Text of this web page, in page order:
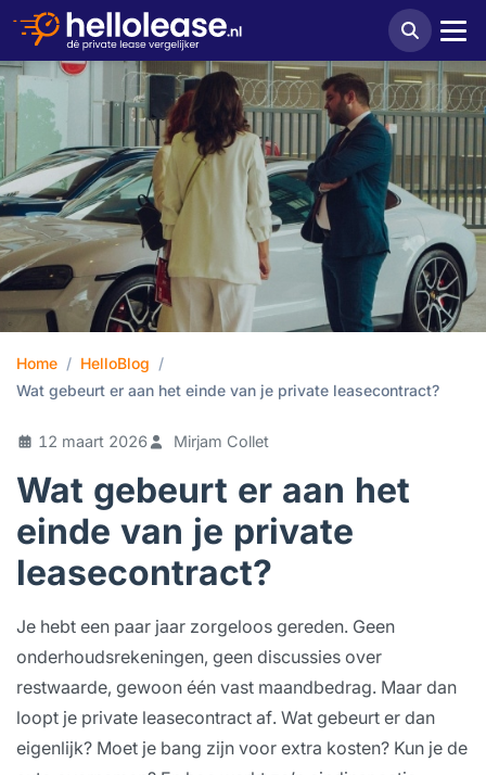
Home
HelloBlog
Wat gebeurt er aan het einde van je private leasecontract?
12 maart 2026 Mirjam Collet
Wat gebeurt er aan het
einde van je private
leasecontract?
Je hebt een paar jaar zorgeloos gereden. Geen
onderhoudsrekeningen, geen discussies over
restwaarde, gewoon één vast maandbedrag. Maar dan
loopt je private leasecontract af. Wat gebeurt er dan
eigenlijk? Moet je bang zijn voor extra kosten? Kun je de